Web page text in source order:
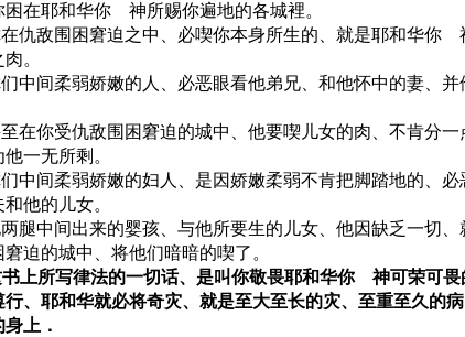
困在耶和华你 神所赐你遍地的各城裡。
仇敌围困窘迫之中、必喫你本身所生的、就是耶和华你
。
中间柔弱娇嫩的人、必恶眼看他弟兄、和他怀中的妻、并
在你受仇敌围困窘迫的城中、他要喫儿女的肉、不肯分一
一无所剩。
中间柔弱娇嫩的妇人、是因娇嫩柔弱不肯把脚踏地的、必
他的儿女。
腿中间出来的婴孩、与他所要生的儿女、他因缺乏一切、
迫的城中、将他们暗暗的喫了。
上所写律法的一切话、是叫你敬畏耶和华你 神可荣可畏
行、耶和华就必将奇灾、就是至大至长的灾、至重至久的
上．